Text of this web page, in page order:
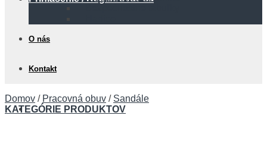
0,00€
O nás
Kontakt
Domov / Pracovná obuv / Sandále
KATEGÓRIE PRODUKTOV